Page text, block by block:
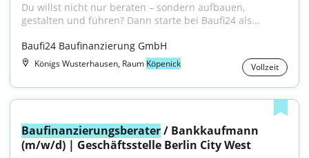
Du willst nicht nur beraten – sondern aufbauen,
gestalten und führen? Dann starte bei Baufi24 als...
Baufi24 Baufinanzierung GmbH
Königs Wusterhausen, Raum Köpenick Vollzeit
Baufinanzierungsberater / Bankkaufmann
(m/w/d) | Geschäftsstelle Berlin City West